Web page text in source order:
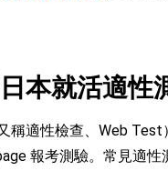
本就活適性
稱適性檢查、 Web Test
報考測驗。常見適性